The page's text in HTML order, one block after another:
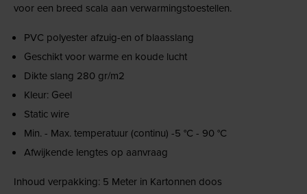
voor een breed scala aan verwarmingstoestellen.
PVC polyester afzuig-en of blaasslang
Geschikt voor warme en koude lucht
Dikte slang 280 gr/m2
Kleur: Geel
Static wire
Min. - Max. temperatuur (continu) -5 °C - 90 °C
Afwijkende lengtes op aanvraag
Inhoud verpakking: 5 Meter in Kartonnen doos